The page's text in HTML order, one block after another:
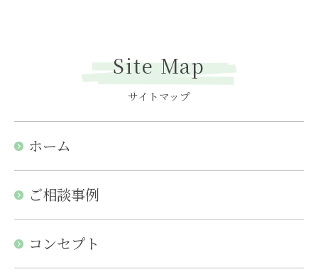
サイトマップ
Site Map
ホーム
ご相談事例
コンセプト